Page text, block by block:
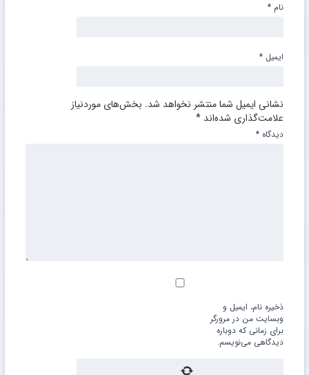
نشانی ایمیل شما منتشر نخواهد شد. بخش‌های موردنیاز
علامت‌گذاری شده‌اند *
دیدگاه *
نام *
ایمیل *
ذخیره نام، ایمیل و
وبسایت من در مرورگر
برای زمانی که دوباره
دیدگاهی می‌نویسم.